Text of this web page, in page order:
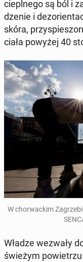
ciepl­ne­go są ból i
dze­nie i
skóra,
ciała powyżej 40
W chor­wac­kim
Władze wezwały
świeżym